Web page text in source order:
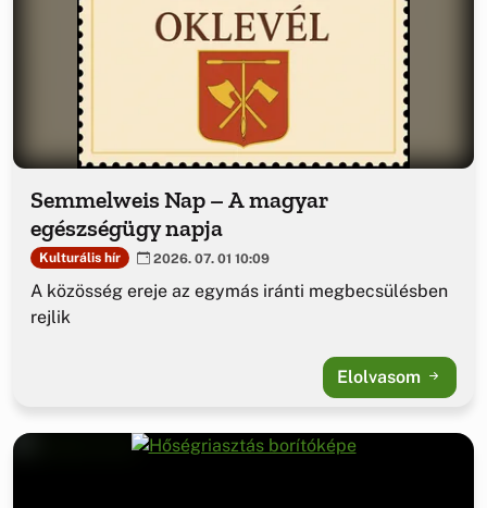
Semmelweis Nap – A magyar
egészségügy napja
Kulturális hír 2026. 07. 01 10:09
A közösség ereje az egymás iránti megbecsülésben
rejlik
Elolvasom